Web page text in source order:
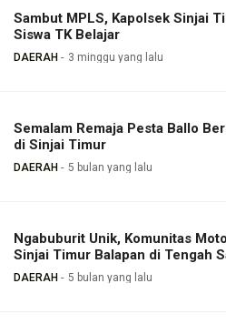
Sambut MPLS, Kapolsek Sinjai
Siswa TK Belajar
DAERAH 3 minggu yang lalu
Semalam Remaja Pesta Ballo
di Sinjai Timur
DAERAH 5 bulan yang lalu
Ngabuburit Unik, Komunitas
Sinjai Timur Balapan di Tengah
DAERAH 5 bulan yang lalu